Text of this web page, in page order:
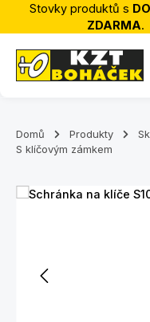
Přejít na hlavní obsah
Stovky produktů s
ZDARMA.
Domů Produkty
S klíčovým zámkem
Přeskočit galerii